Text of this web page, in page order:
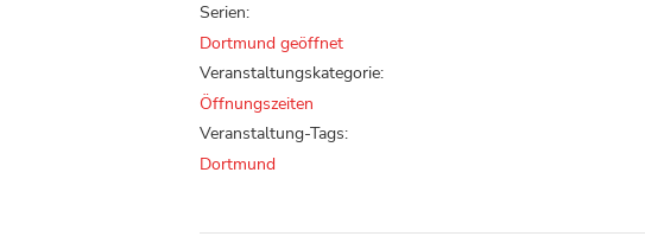
Serien:
Dortmund geöffnet
Veranstaltungskategorie:
Öffnungszeiten
Veranstaltung-Tags:
Dortmund